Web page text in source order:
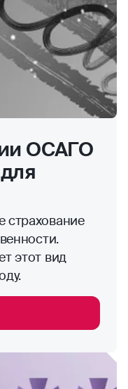
ОСАГО
страхование
этот вид